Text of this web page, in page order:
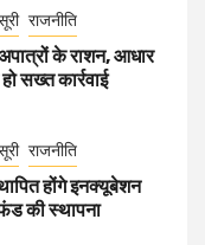
राजनीति
अपात्रों के राशन, आधार
सख्त कार्रवाई
राजनीति
होंगे इनक्यूबेशन
की स्थापना